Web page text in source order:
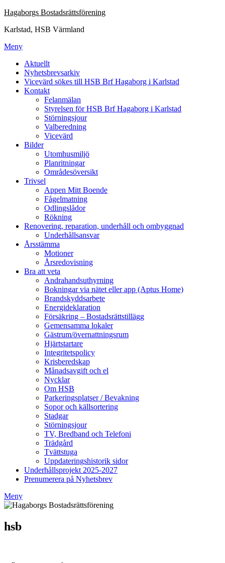
Hoppa
innehåll
Hagaborgs Bostadsrättsförening
Karlstad, HSB Värmland
Meny
Aktuellt
Nyhetsbrevsarkiv
Vicevärd sökes till HSB Brf Hagaborg i Karlstad
Kontakt
Felanmälan
Styrelsen för HSB Brf Hagaborg i Karlstad
Störningsjour
Valberedning
Vicevärd
Bilder
Utomhusmiljö
Planritningar
Områdesöversikt
Trivsel
Appen Mitt Boende
Fågelmatning
Odlingslådor
Rökning
Renovering, reparation, underhåll och ombyggnad
Underhållsansvar
Årsstämma
Motioner
Årsredovisning
Bra att veta
Andrahandsuthyrning
Bokningar via nätet eller app (Aptus Home)
Brandskyddsarbete
Energideklaration
Försäkring – Bostadsrättstillägg
Gemensamma lokaler
Gästrum/övernattningsrum
Hjärtstartare
Integritetspolicy
Krisberedskap
Månadsavgift och el
Nycklar
Om HSB
Parkeringsplatser / Bevakning
Sopor och källsortering
Stadgar
Störningsjour
TV, Bredband och Telefoni
Trädgård
Tvättstuga
Uppdateringshistorik sidor
Underhållsprojekt 2025-2027
Prenumerera på Nyhetsbrev
Meny
hsb